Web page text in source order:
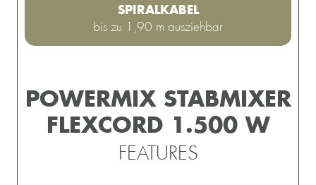
SPIRALKABEL
bis zu 1,90 m ausziehbar
POWERMIX STABMIXER
FLEXCORD 1.500 W
FEATURES